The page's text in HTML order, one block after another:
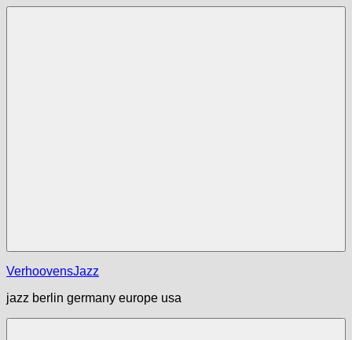
Zum
VerhoovensJazz
jazz berlin germany europe usa